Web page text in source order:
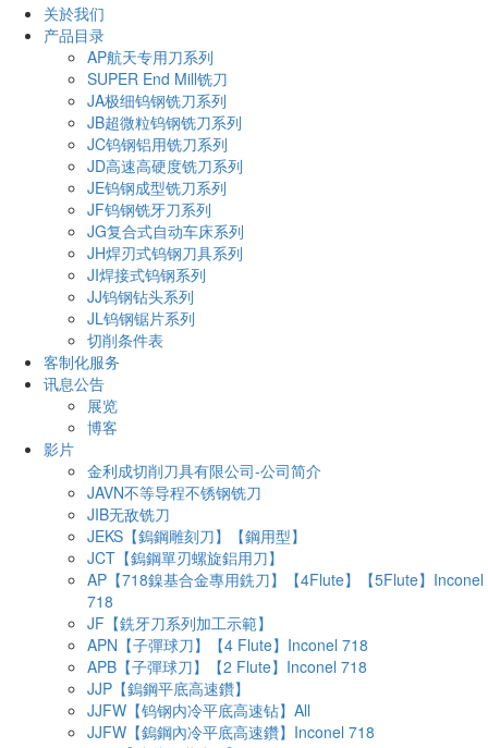
关於我们
产品目录
AP航天专用刀系列
SUPER End Mill铣刀
JA极细钨钢铣刀系列
JB超微粒钨钢铣刀系列
JC钨钢铝用铣刀系列
JD高速高硬度铣刀系列
JE钨钢成型铣刀系列
JF钨钢铣牙刀系列
JG复合式自动车床系列
JH焊刃式钨钢刀具系列
JI焊接式钨钢系列
JJ钨钢钻头系列
JL钨钢锯片系列
切削条件表
客制化服务
讯息公告
展览
博客
影片
金利成切削刀具有限公司-公司简介
JAVN不等导程不锈钢铣刀
JIB无敌铣刀
JEKS【鎢鋼雕刻刀】【鋼用型】
JCT【鎢鋼單刃螺旋鋁用刀】
AP【718鎳基合金專用銑刀】【4Flute】【5Flute】Inconel
718
JF【銑牙刀系列加工示範】
APN【子彈球刀】【4 Flute】Inconel 718
APB【子彈球刀】【2 Flute】Inconel 718
JJP【鎢鋼平底高速鑽】
JJFW【钨钢内冷平底高速钻】All
JJFW【鎢鋼內冷平底高速鑽】Inconel 718